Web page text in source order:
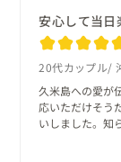
安心して当日
20代カップル
久米島への愛が
応いただけそう
いしました。知
たが、丁寧に